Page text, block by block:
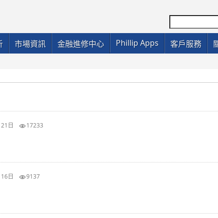
市場資訊 金融進修中心 Phillip Apps 客戶服務
日 17233
日 9137